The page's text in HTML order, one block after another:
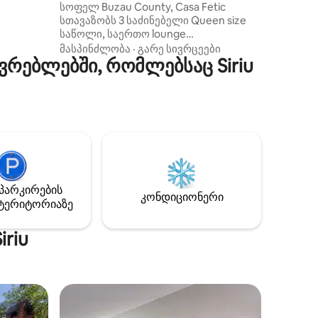
სოფელ Buzau County, Casa Fetic
სთავაზობს 3 საძინებელი Queen size
საწოლი, საერთო lounge
ბრტყელეკრანიანი ტელევიზორი და
გასართობი სივრცე, საერთო
სამზარეულო და აბაზანა, ბაღი
მასპინძლობა · გარე სივრცეები
რომლებსაც Siriu
კონდიციონერი